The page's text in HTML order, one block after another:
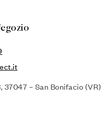
37047 – San Bonifacio (VR)